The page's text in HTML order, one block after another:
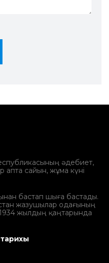
әдебиет,
апта сайын, жұма күні
бастап шыға бастады.
жазушылар одағының
жылдың қаңтарында
тарихы